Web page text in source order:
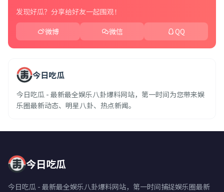
发现好瓜？分享给好友一起围观！
微博
微信 QQ
今日吃瓜
今日吃瓜 - 最新最全娱乐八卦爆料网站，第一时间为您带来娱
乐圈最新动态、明星八卦、热点新闻。
今日吃瓜
今日吃瓜 - 最新最全娱乐八卦爆料网站，第一时间捕捉娱乐圈最新